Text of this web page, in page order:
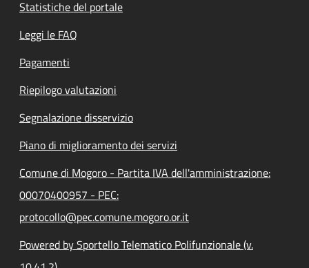
Statistiche del portale
Leggi le FAQ
Pagamenti
Riepilogo valutazioni
Segnalazione disservizio
Piano di miglioramento dei servizi
Comune di Mogoro - Partita IVA dell'amministrazione:
00070400957 - PEC:
protocollo@pec.comune.mogoro.or.it
Powered by Sportello Telematico Polifunzionale (v.